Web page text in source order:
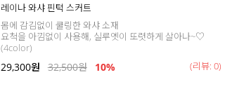
레이나 와샤 핀턱 스커트
몸에 감김없이 쿨링한 와샤 소재
요척을 아낌없이 사용해, 실루엣이 또렷하게 살아나~♡
(4color)
29,300원 32,500원 10% (리뷰: 0)